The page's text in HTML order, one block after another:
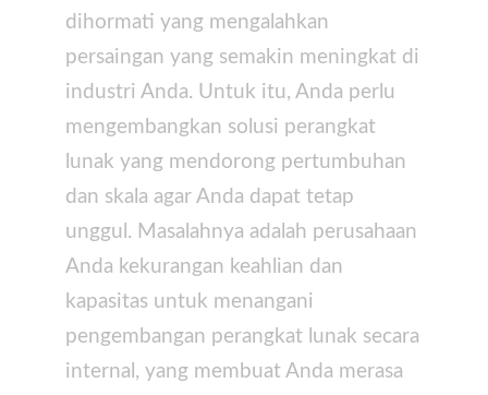
dihormati yang mengalahkan
persaingan yang semakin meningkat di
industri Anda. Untuk itu, Anda perlu
mengembangkan solusi perangkat
lunak yang mendorong pertumbuhan
dan skala agar Anda dapat tetap
unggul. Masalahnya adalah perusahaan
Anda kekurangan keahlian dan
kapasitas untuk menangani
pengembangan perangkat lunak secara
internal, yang membuat Anda merasa